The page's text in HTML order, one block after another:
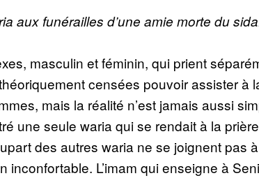
aux funérailles d’une amie morte du
masculin et féminin, qui prient
censées pouvoir assister à
mais la réalité n’est jamais aussi
une seule waria qui se rendait à la
des autres waria ne se joignent pas
inconfortable. L’imam qui enseigne à